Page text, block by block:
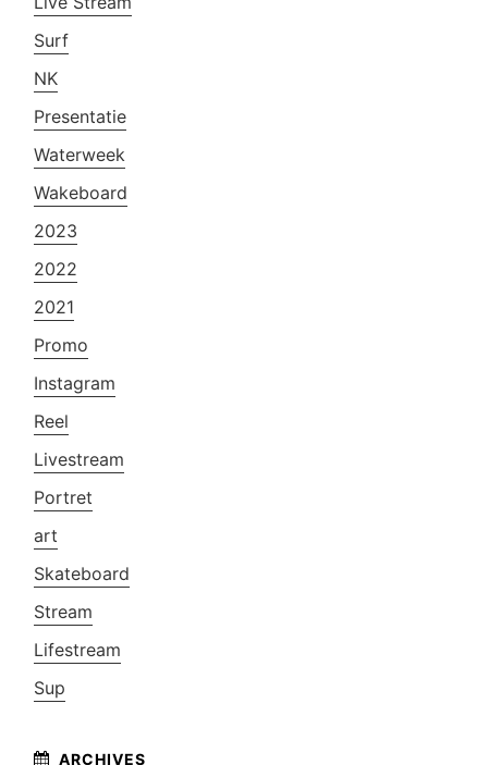
Surf
NK
Presentatie
Waterweek
Wakeboard
2023
2022
2021
Promo
Instagram
Reel
Livestream
Portret
art
Skateboard
Stream
Lifestream
Sup